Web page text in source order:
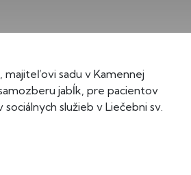
majiteľovi sadu v Kamennej
jabĺk, pre pacientov
služieb v Liečebni sv.